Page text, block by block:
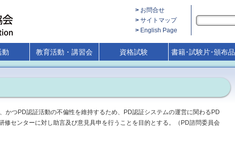
お問合せ
サイトマップ
English Page
動 教育活動・講習会 資格試験 書籍･試験片･頒布品
かつPD認証活動の不偏性を維持するため、PD認証システムの運営に関わるPD
センターに対し助言及び意見具申を行うことを目的とする。（PD諮問委員会